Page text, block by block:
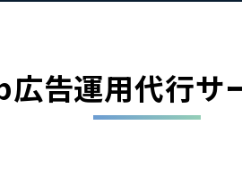
広告運用代行サ